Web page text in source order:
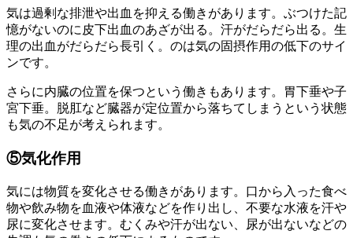
気は過剰な排泄や出血を抑える働きがあります。ぶつけた記
憶がないのに皮下出血のあざが出る。汗がだらだら出る。生
理の出血がだらだら長引く。のは気の固摂作用の低下のサイ
ンです。
さらに内臓の位置を保つという働きもあります。胃下垂や子
宮下垂。脱肛など臓器が定位置から落ちてしまうという状態
も気の不足が考えられます。
⑤気化作用
気には物質を変化させる働きがあります。口から入った食べ
物や飲み物を血液や体液などを作り出し、不要な水液を汗や
尿に変化させます。むくみや汗が出ない、尿が出ないなどの